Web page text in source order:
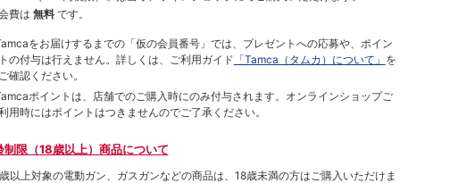
費は 無料 です。
をお届けするまでの「仮の会員番号」では、プレゼントへの応募や、ポイン
トの付与は⾏えません。詳しくは、ご利⽤ガイド 「Tamca（タムカ）について」 を
ご確認ください。
ポイントは、店舗でのご購⼊時にのみ付与されます。オンラインショップご
用時にはポイントはつきませんのでご了承ください。
制限（18歳以上）商品について
以上対象の電動ガン、ガスガンなどの商品は、18歳未満の方はご購入いただけま